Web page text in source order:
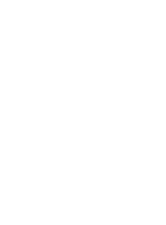
105 cm / 41 in, Cintura: 75 cm / 30 in,